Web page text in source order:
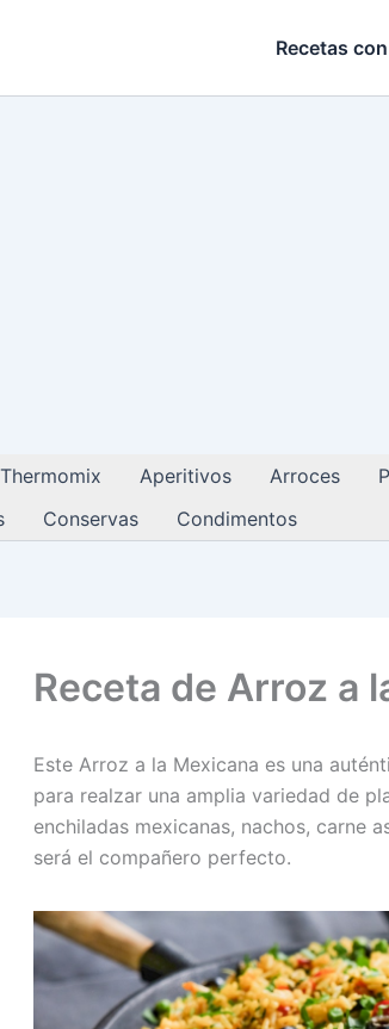
Recetas
Aperitivos Arroces
Conservas Condimentos
Receta de Arroz a
Este Arroz a la Mexicana es una
para realzar una amplia variedad de
enchiladas mexicanas, nachos, carne
será el compañero perfecto.